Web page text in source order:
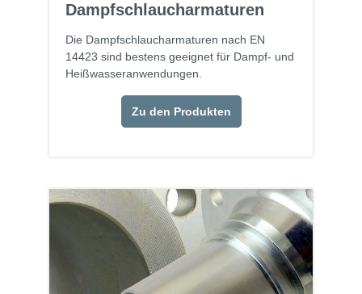
Dampfschlaucharmaturen
Die Dampfschlaucharmaturen nach EN
14423 sind bestens geeignet für Dampf- und
Heißwasseranwendungen.
Zu den Produkten